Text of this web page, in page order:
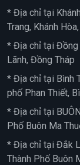
* Địa chỉ tại
Trang, Khánh
* Địa chỉ tại Đồng
Lãnh, Đồng Tháp
* Địa chỉ tại Bình
phố Phan Thiết,
* Địa chỉ tại
Phố Buôn Ma
* Địa chỉ tại Đắk
Thành Phố Buôn